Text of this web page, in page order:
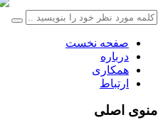
صفحه نخست
درباره
همکاری
ارتباط
منوی اصلی